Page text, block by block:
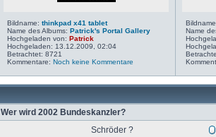
Bildname: thinkpad x41 tablet
Name des Albums: Patrick's Portal Gallery
Hochgeladen von: Patrick
Hochgeladen: 13.12.2009, 02:04
Betrachtet: 8721
Kommentare: Noch keine Kommentare
Name
Wer wird 2002 Bundeskanzler?
Schröder ?